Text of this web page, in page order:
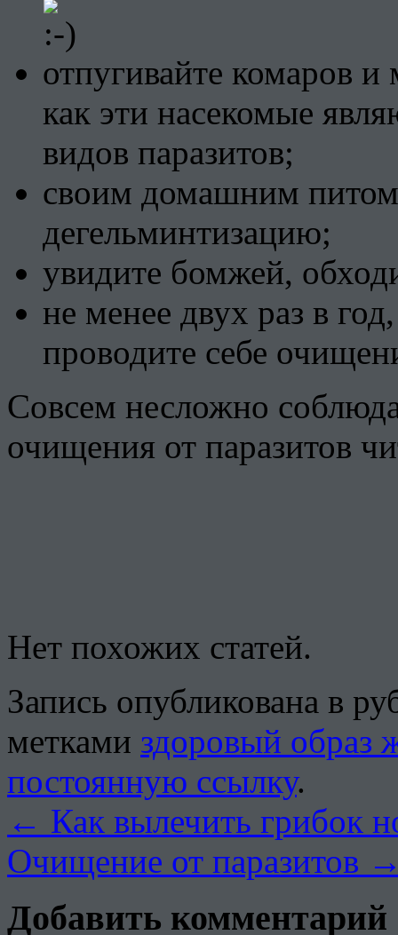
отпугивайте комаров
как эти насекомые
видов паразитов;
своим домашним
дегельминтизацию;
увидите бомжей,
не менее двух раз в
проводите себе
Совсем несложно
очищения от паразитов
Нет похожих статей.
Запись опубликована в
метками здоровый образ
постоянную ссылку.
← Как вылечить грибок
Очищение от паразитов
Добавить комментарий